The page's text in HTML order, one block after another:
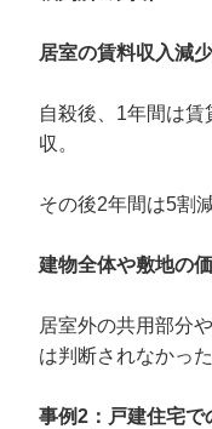
居室の賃料収入減
自殺後、1年間は
収。
その後2年間は5割
建物全体や敷地の
居室外の共用部分
は判断されなかった
事例2：戸建住宅で